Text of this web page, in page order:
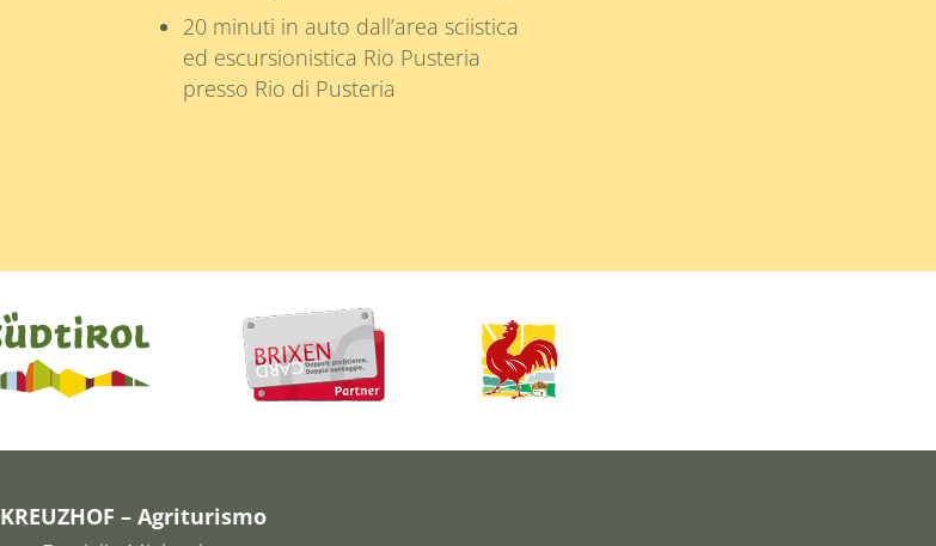
20 minuti in auto dall’area sciistica
ed escursionistica Rio Pusteria
presso Rio di Pusteria
KREUZHOF – Agriturismo